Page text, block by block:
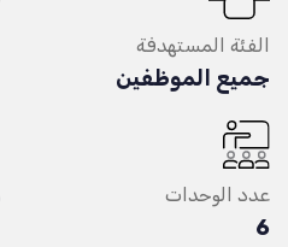
الفئة المستهدفة
جميع الموظفين
عدد الوحدات
6